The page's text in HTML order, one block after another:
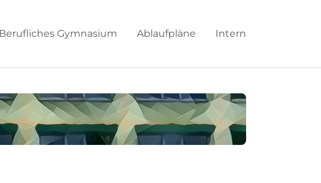
Berufliches Gymnasium Ablaufpläne Intern